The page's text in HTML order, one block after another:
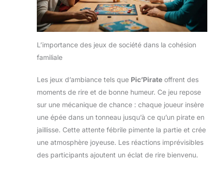
L’importance des jeux de société dans la cohésion
familiale
Les jeux d’ambiance tels que Pic’Pirate offrent des
moments de rire et de bonne humeur. Ce jeu repose
sur une mécanique de chance : chaque joueur insère
une épée dans un tonneau jusqu’à ce qu’un pirate en
jaillisse. Cette attente fébrile pimente la partie et crée
une atmosphère joyeuse. Les réactions imprévisibles
des participants ajoutent un éclat de rire bienvenu.